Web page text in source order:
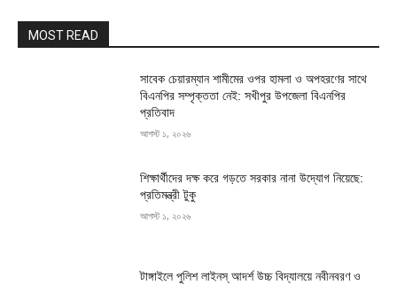
MOST READ
সাবেক চেয়ারম্যান শামীমের ওপর হামলা ও অপহরণের সাথে
বিএনপির সম্পৃক্ততা নেই: সখীপুর উপজেলা বিএনপির
প্রতিবাদ
আগস্ট ১, ২০২৬
শিক্ষার্থীদের দক্ষ করে গড়তে সরকার নানা উদ্যোগ নিয়েছে:
প্রতিমন্ত্রী টুকু
আগস্ট ১, ২০২৬
টাঙ্গাইলে পুলিশ লাইনস্ আদর্শ উচ্চ বিদ্যালয়ে নবীনবরণ ও